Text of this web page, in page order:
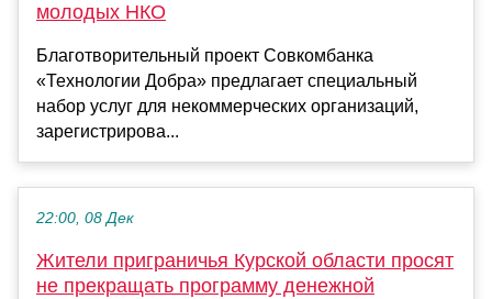
молодых НКО
Благотворительный проект Совкомбанка
«Технологии Добра» предлагает специальный
набор услуг для некоммерческих организаций,
зарегистрирова...
22:00, 08 Дек
Жители приграничья Курской области просят
не прекращать программу денежной